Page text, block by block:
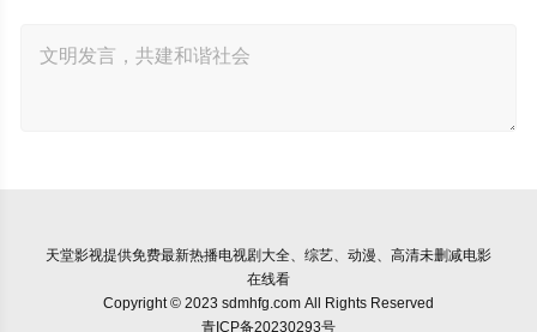
天堂影视提供免费最新热播电视剧大全、综艺、动漫、高清未删减电影
在线看
Copyright © 2023 sdmhfg.com All Rights Reserved
青ICP备20230293号